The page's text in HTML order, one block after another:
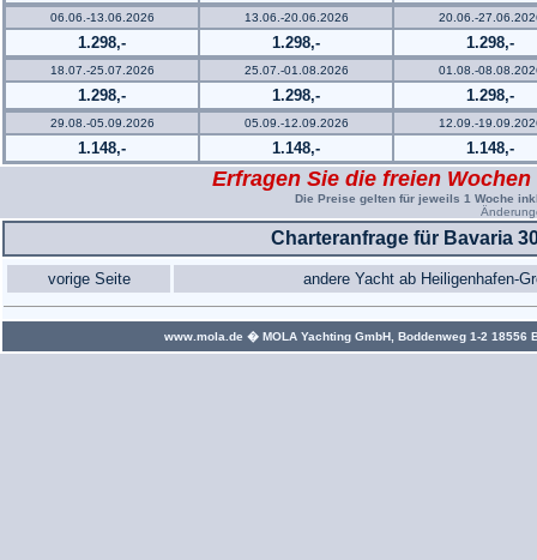
06.06.-13.06.2026 13.06.-20.06.2026 20.06.-
1.298,- 1.298,- 1.298,-
18.07.-25.07.2026 25.07.-01.08.2026 01.08.-
1.298,- 1.298,- 1.298,-
29.08.-05.09.2026 05.09.-12.09.2026 12.09.-
1.148,- 1.148,- 1.148,-
Erfragen Sie die freien
Die Preise gelten für jeweils 1 Woche
Charteranfrage für Bavaria
vorige Seite andere Yacht ab Heiligenhafen-
www.mola.de � MOLA Yachting GmbH, Boddenweg 1-2